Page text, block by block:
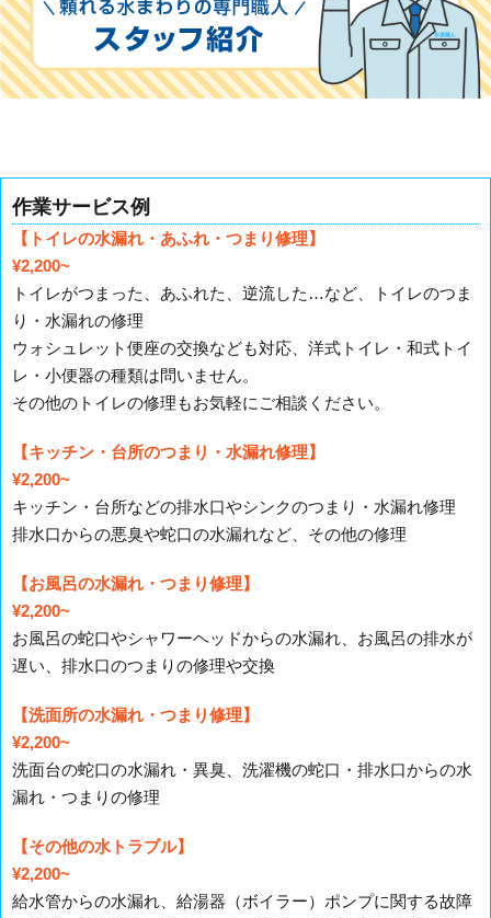
作業サービス例
【トイレの水漏れ・あふれ・つまり修理】
¥2,200~
トイレがつまった、あふれた、逆流した…など、トイレのつま
り・水漏れの修理
ウォシュレット便座の交換なども対応、洋式トイレ・和式トイ
レ・小便器の種類は問いません。
その他のトイレの修理もお気軽にご相談ください。
【キッチン・台所のつまり・水漏れ修理】
¥2,200~
キッチン・台所などの排水口やシンクのつまり・水漏れ修理
排水口からの悪臭や蛇口の水漏れなど、その他の修理
【お風呂の水漏れ・つまり修理】
¥2,200~
お風呂の蛇口やシャワーヘッドからの水漏れ、お風呂の排水が
遅い、排水口のつまりの修理や交換
【洗面所の水漏れ・つまり修理】
¥2,200~
洗面台の蛇口の水漏れ・異臭、洗濯機の蛇口・排水口からの水
漏れ・つまりの修理
【その他の水トラブル】
¥2,200~
給水管からの水漏れ、給湯器（ボイラー）ポンプに関する故障